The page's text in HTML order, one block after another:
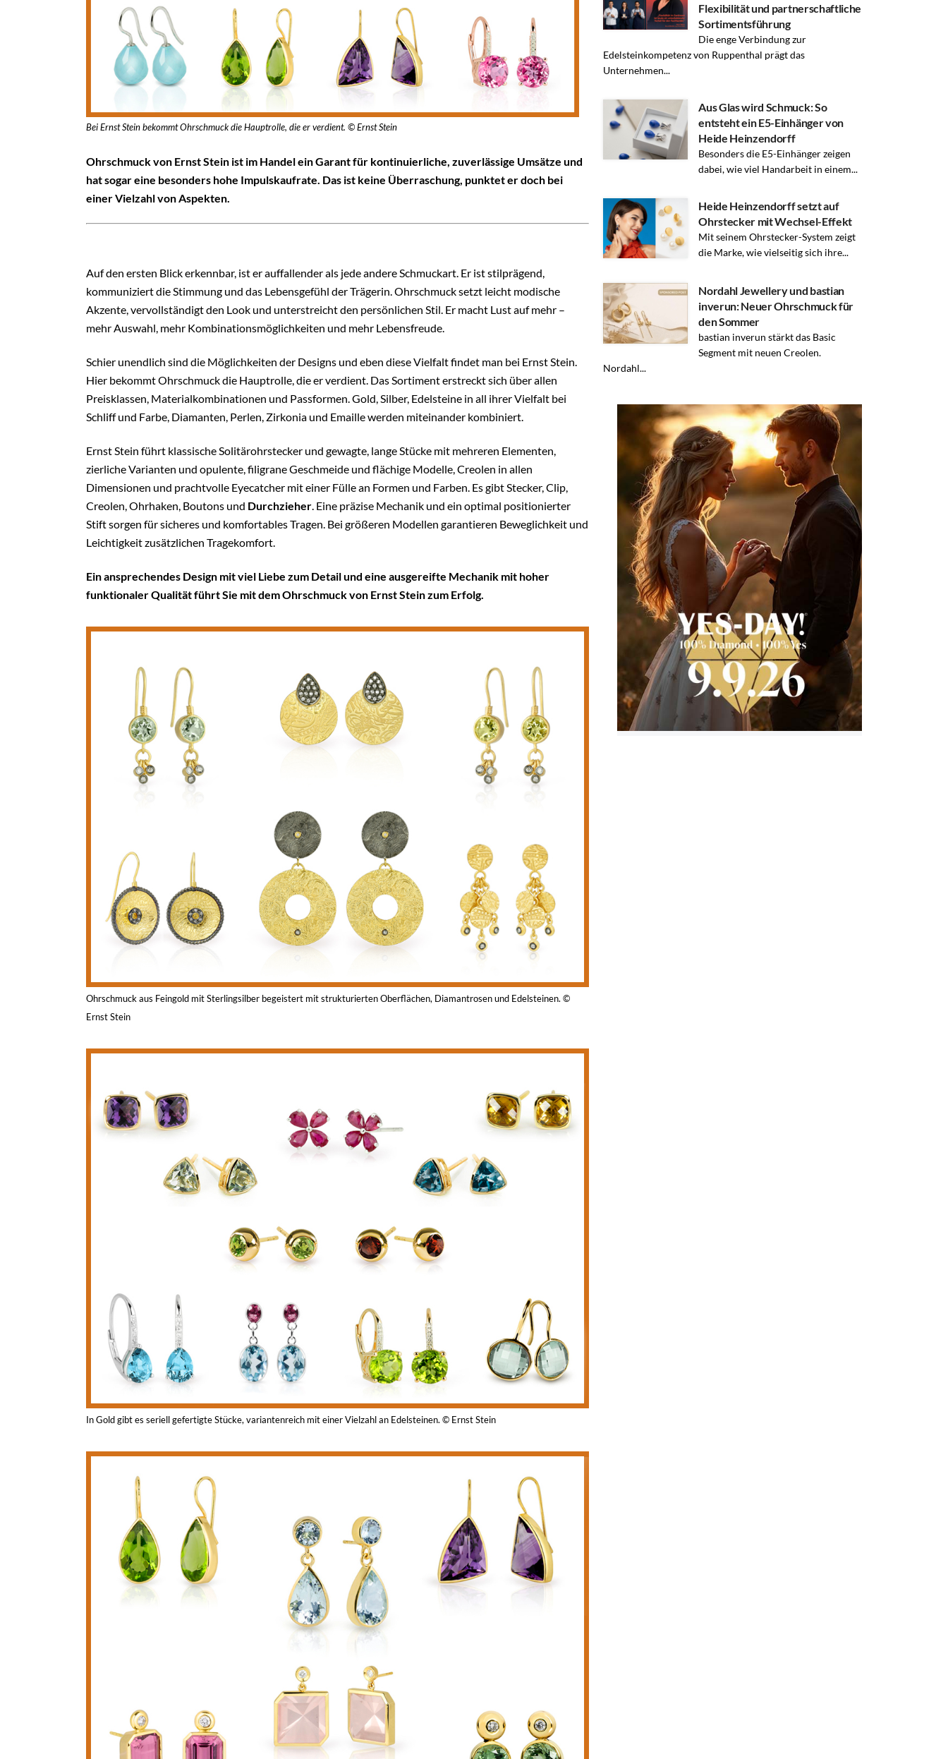
Bei Ernst Stein bekommt Ohrschmuck die Hauptrolle, die er verdient. © Ernst Stein
Ohrschmuck von Ernst Stein ist im Handel ein Garant für kontinuierliche, zuverlässige Umsätze und
hat sogar eine besonders hohe Impulskaufrate. Das ist keine Überraschung, punktet er doch bei
einer Vielzahl von Aspekten.
Auf den ersten Blick erkennbar, ist er auffallender als jede andere Schmuckart. Er ist stilprägend,
kommuniziert die Stimmung und das Lebensgefühl der Trägerin. Ohrschmuck setzt leicht modische
Akzente, vervollständigt den Look und unterstreicht den persönlichen Stil. Er macht Lust auf mehr –
mehr Auswahl, mehr Kombinationsmöglichkeiten und mehr Lebensfreude.
Schier unendlich sind die Möglichkeiten der Designs und eben diese Vielfalt findet man bei Ernst Stein.
Hier bekommt Ohrschmuck die Hauptrolle, die er verdient. Das Sortiment erstreckt sich über allen
Preisklassen, Materialkombinationen und Passformen. Gold, Silber, Edelsteine in all ihrer Vielfalt bei
Schliff und Farbe, Diamanten, Perlen, Zirkonia und Emaille werden miteinander kombiniert.
Ernst Stein führt klassische Solitärohrstecker und gewagte, lange Stücke mit mehreren Elementen,
zierliche Varianten und opulente, filigrane Geschmeide und flächige Modelle, Creolen in allen
Dimensionen und prachtvolle Eyecatcher mit einer Fülle an Formen und Farben. Es gibt Stecker, Clip,
Creolen, Ohrhaken, Boutons und Durchzieher. Eine präzise Mechanik und ein optimal positionierter
Stift sorgen für sicheres und komfortables Tragen. Bei größeren Modellen garantieren Beweglichkeit und
Leichtigkeit zusätzlichen Tragekomfort.
Ein ansprechendes Design mit viel Liebe zum Detail und eine ausgereifte Mechanik mit hoher
funktionaler Qualität führt Sie mit dem Ohrschmuck von Ernst Stein zum Erfolg.
Ohrschmuck aus Feingold mit Sterlingsilber begeistert mit strukturierten Oberflächen, Diamantrosen und Edelsteinen. ©
Ernst Stein
In Gold gibt es seriell gefertigte Stücke, variantenreich mit einer Vielzahl an Edelsteinen. © Ernst Stein
Flexibilität und partnerschaftliche
Sortimentsführung
Die enge Verbindung zur
Edelsteinkompetenz von Ruppenthal prägt das
Unternehmen...
Aus Glas wird Schmuck: So
entsteht ein E5-Einhänger von
Heide Heinzendorff
Besonders die E5-Einhänger zeigen
dabei, wie viel Handarbeit in einem...
Heide Heinzendorff setzt auf
Ohrstecker mit Wechsel-Effekt
Mit seinem Ohrstecker-System zeigt
die Marke, wie vielseitig sich ihre...
Nordahl Jewellery und bastian
inverun: Neuer Ohrschmuck für
den Sommer
bastian inverun stärkt das Basic
Segment mit neuen Creolen.
Nordahl...